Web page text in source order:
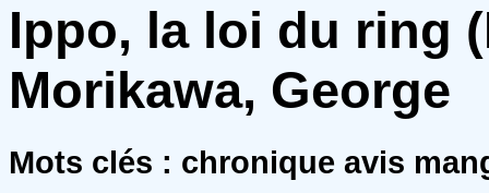
Ippo, la loi du ring
Morikawa, George
Mots clés : chronique avis